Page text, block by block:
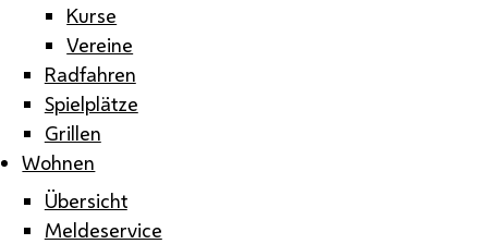
Kurse
Vereine
Radfahren
Spielplätze
Grillen
Wohnen
Übersicht
Meldeservice